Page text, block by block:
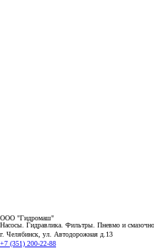
ООО "Гидромаш"
Насосы. Гидравлика. Фильтры. Пневмо и
г. Челябинск, ул. Автодорожная д.13
+7 (351) 200-22-88